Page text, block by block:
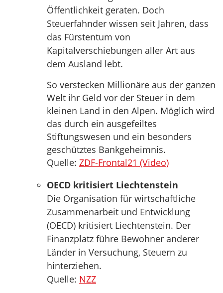
Öffentlichkeit geraten. Doch
Steuerfahnder wissen seit Jahren, dass
das Fürstentum von
Kapitalverschiebungen aller Art aus
dem Ausland lebt.
So verstecken Millionäre aus der ganzen
Welt ihr Geld vor der Steuer in dem
kleinen Land in den Alpen. Möglich wird
das durch ein ausgefeiltes
Stiftungswesen und ein besonders
geschütztes Bankgeheimnis.
Quelle: ZDF-Frontal21 (Video)
OECD kritisiert Liechtenstein
Die Organisation für wirtschaftliche
Zusammenarbeit und Entwicklung
(OECD) kritisiert Liechtenstein. Der
Finanzplatz führe Bewohner anderer
Länder in Versuchung, Steuern zu
hinterziehen.
Quelle: NZZ